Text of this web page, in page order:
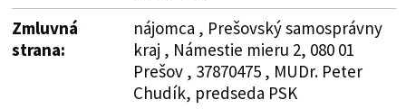
Zmluvná
strana:
nájomca , Prešovský samosprávny
kraj , Námestie mieru 2, 080 01
Prešov , 37870475 , MUDr. Peter
Chudík, predseda PSK